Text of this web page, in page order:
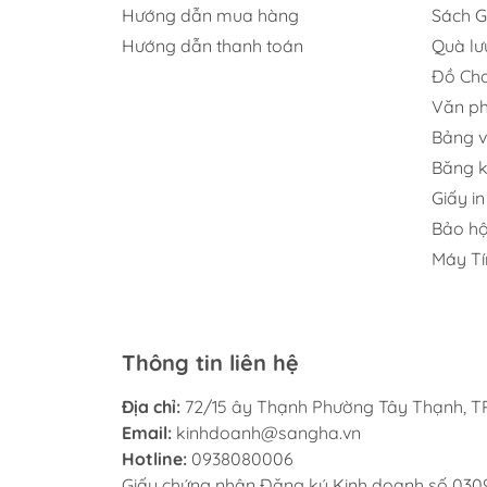
Hướng dẫn mua hàng
Hướng dẫn thanh toán
Sách
Quà
Đồ
Văn
Bảng
Băng
Giấy in
Bảo
Máy
Thông tin liên hệ
Địa chỉ: 72/15 ây Thạnh Phường Tây Thạnh,
Email: kinhdoanh@sangha.vn
Hotline: 0938080006